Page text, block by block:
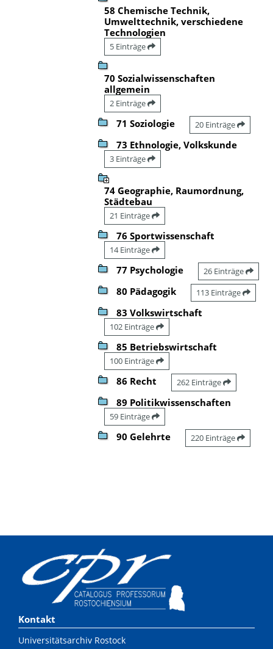
58 Chemische Technik,
Umwelttechnik, verschiedene
Technologien
5 Einträge
70 Sozialwissenschaften
allgemein
2 Einträge
71 Soziologie 20 Einträge
73 Ethnologie, Volkskunde
3 Einträge
74 Geographie, Raumordnung,
Städtebau
21 Einträge
76 Sportwissenschaft
14 Einträge
77 Psychologie 26 Einträge
80 Pädagogik 113 Einträge
83 Volkswirtschaft
102 Einträge
85 Betriebswirtschaft
100 Einträge
86 Recht 262 Einträge
89 Politikwissenschaften
59 Einträge
90 Gelehrte 220 Einträge
Kontakt
Universitätsarchiv Rostock